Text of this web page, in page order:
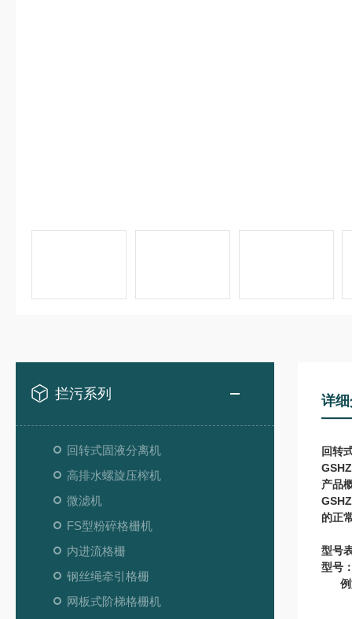
拦污系列
回转式固液分离机
高排水螺旋压榨机
微滤机
FS型粉碎格栅机
内进流格栅
钢丝绳牵引格栅
网板式阶梯格栅机
详
回转
GSHZ
产品
GSHZ
的正
型号
型号